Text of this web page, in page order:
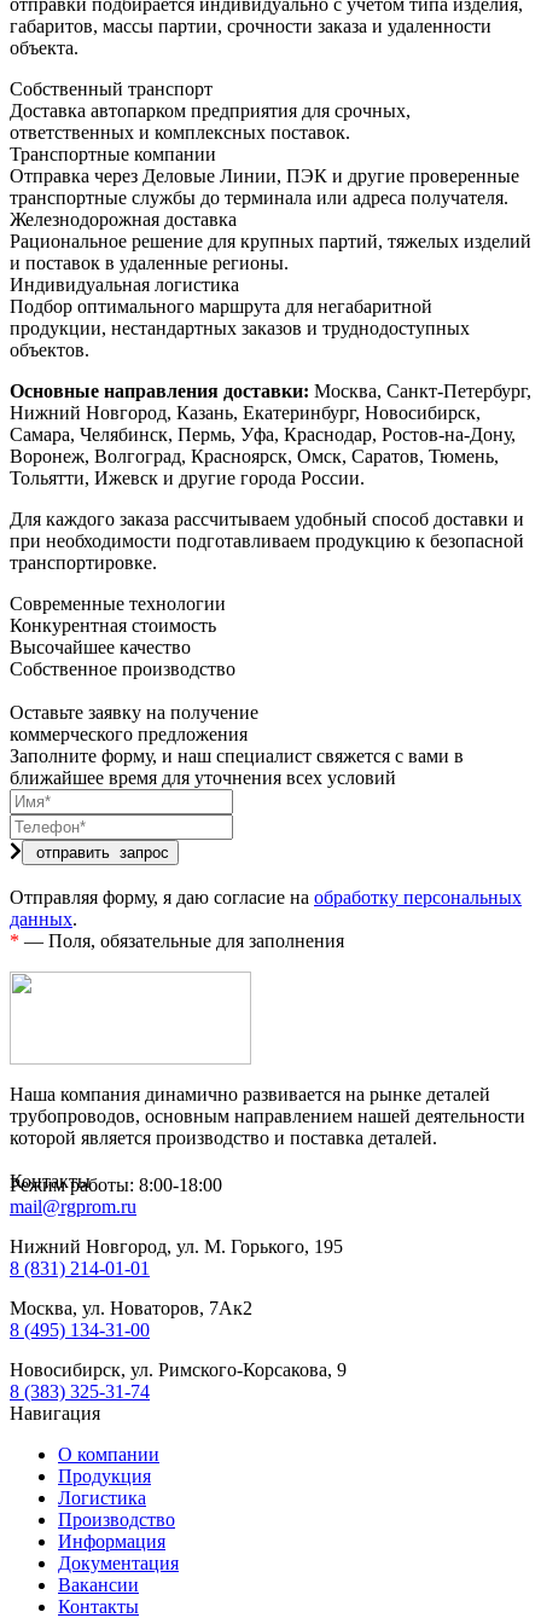
отправки подбирается индивидуально с учетом типа изделия,
габаритов, массы партии, срочности заказа и удаленности
объекта.
Собственный транспорт
Доставка автопарком предприятия для срочных,
ответственных и комплексных поставок.
Транспортные компании
Отправка через Деловые Линии, ПЭК и другие проверенные
транспортные службы до терминала или адреса получателя.
Железнодорожная доставка
Рациональное решение для крупных партий, тяжелых изделий
и поставок в удаленные регионы.
Индивидуальная логистика
Подбор оптимального маршрута для негабаритной
продукции, нестандартных заказов и труднодоступных
объектов.
Основные направления доставки: Москва, Санкт-Петербург,
Нижний Новгород, Казань, Екатеринбург, Новосибирск,
Самара, Челябинск, Пермь, Уфа, Краснодар, Ростов-на-Дону,
Воронеж, Волгоград, Красноярск, Омск, Саратов, Тюмень,
Тольятти, Ижевск и другие города России.
Для каждого заказа рассчитываем удобный способ доставки и
при необходимости подготавливаем продукцию к безопасной
транспортировке.
Современные технологии
Конкурентная стоимость
Высочайшее качество
Собственное производство
Оставьте заявку на получение
коммерческого предложения
Заполните форму, и наш специалист свяжется с вами в
ближайшее время для уточнения всех условий
Отправляя форму, я даю согласие на обработку персональных
данных.
* — Поля, обязательные для заполнения
Наша компания динамично развивается на рынке деталей
трубопроводов, основным направлением нашей деятельности
которой является производство и поставка деталей.
Контакты
Режим работы: 8:00-18:00
mail@rgprom.ru
Нижний Новгород, ул. М. Горького, 195
8 (831) 214-01-01
Москва, ул. Новаторов, 7Ак2
8 (495) 134-31-00
Новосибирск, ул. Римского-Корсакова, 9
8 (383) 325-31-74
Навигация
О компании
Продукция
Логистика
Производство
Информация
Документация
Вакансии
Контакты